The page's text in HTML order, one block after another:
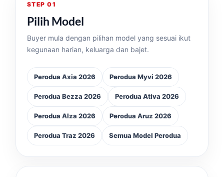
STEP 01
Pilih Model
Buyer mula dengan pilihan model yang sesuai ikut
kegunaan harian, keluarga dan bajet.
Perodua Axia 2026 Perodua Myvi 2026
Perodua Bezza 2026 Perodua Ativa 2026
Perodua Alza 2026 Perodua Aruz 2026
Perodua Traz 2026 Semua Model Perodua